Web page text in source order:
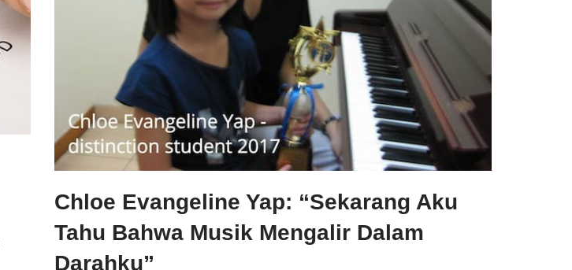
Chloe Evangeline Yap: “Sekarang Aku
Tahu Bahwa Musik Mengalir Dalam
Darahku”